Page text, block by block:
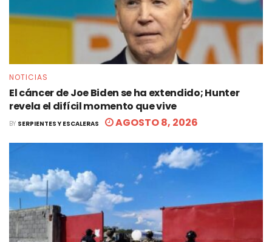
NOTICIAS
El cáncer de Joe Biden se ha extendido; Hunter
revela el difícil momento que vive
BY SERPIENTES Y ESCALERAS AGOSTO 8, 2026